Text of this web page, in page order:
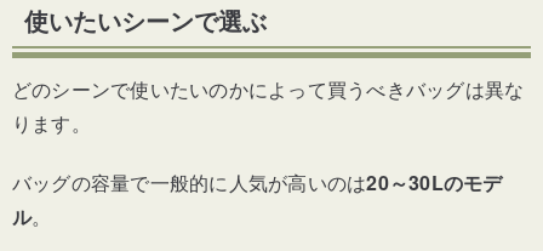
使いたいシーンで選ぶ
どのシーンで使いたいのかによって買うべきバッグは異な
ります。
バッグの容量で一般的に人気が高いのは20～30Lのモデ
ル。